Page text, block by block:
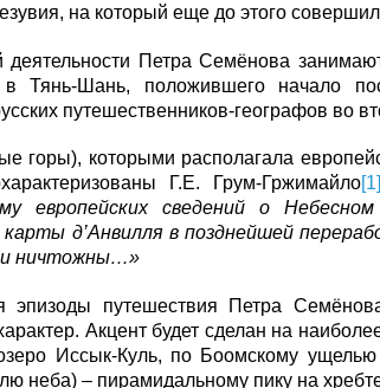
на который еще до этого
деятельности Петра Семёнова
в Тянь-Шань, положившего начало
путешественников-географов во
горы), которыми располагала
Г.Е. Грум-Гржимайло[1]
европейских сведений о
д’Анвилля в позднейшей
ничтожны…»
эпизоды путешествия Петра
Акцент будет сделан на
Иссык-Куль, по Боомскому
неба) – пирамидальному пику на